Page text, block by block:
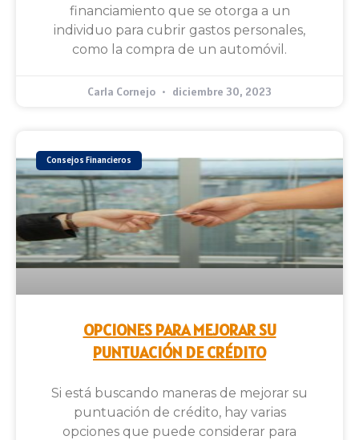
financiamiento que se otorga a un
individuo para cubrir gastos personales,
como la compra de un automóvil.
Carla Cornejo diciembre 30, 2023
Consejos Financieros
OPCIONES PARA MEJORAR SU
PUNTUACIÓN DE CRÉDITO
Si está buscando maneras de mejorar su
puntuación de crédito, hay varias
opciones que puede considerar para